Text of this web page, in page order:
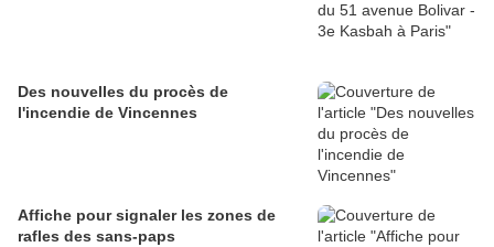
Des nouvelles du procès de
l'incendie de Vincennes
Affiche pour signaler les zones de
rafles des sans-paps